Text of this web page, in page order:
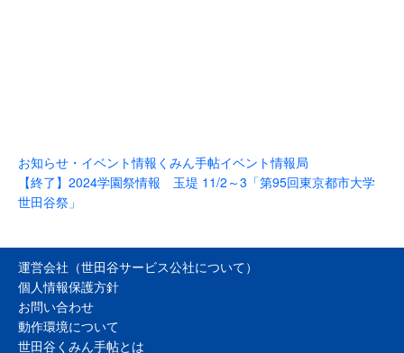
お知らせ・イベント情報 くみん手帖イベント情報局
【終了】2024学園祭情報 玉堤 11/2～3「第95回東京都市大学
世田谷祭」
運営会社（世田谷サービス公社について）
個人情報保護方針
お問い合わせ
動作環境について
世田谷くみん手帖とは